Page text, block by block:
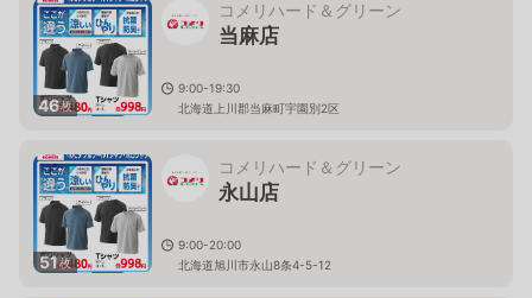
46枚
コメリハード＆グリーン
当麻店
9:00-19:30
北海道上川郡当麻町宇園別2区
51枚
コメリハード＆グリーン
永山店
9:00-20:00
北海道旭川市永山8条4-5-12